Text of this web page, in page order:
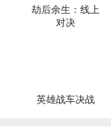
劫后余生：线上
对决
英雄战车决战